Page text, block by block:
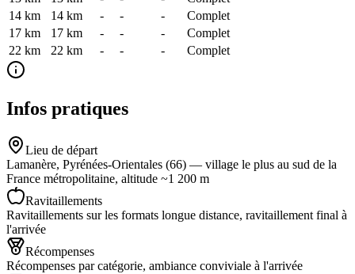
14 km
14 km - - -
Complet
17 km
17 km - - -
Complet
22 km
22 km - - - Complet
Infos pratiques
Lieu de départ
Lamanère, Pyrénées-Orientales (66) — village le plus au sud de la
France métropolitaine, altitude ~1 200 m
Ravitaillements
Ravitaillements sur les formats longue distance, ravitaillement final à
l'arrivée
Récompenses
Récompenses par catégorie, ambiance conviviale à l'arrivée